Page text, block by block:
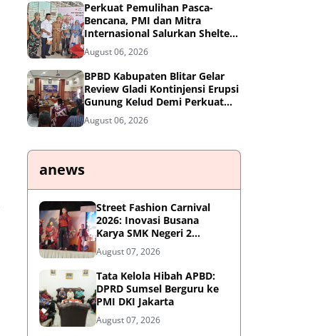
Perkuat Pemulihan Pasca-
Bencana, PMI dan Mitra
Internasional Salurkan Shelter
Toolkit untuk 1.200 Keluarga di
Aceh Utara
August 06, 2026
BPBD Kabupaten Blitar Gelar
Review Gladi Kontinjensi Erupsi
Gunung Kelud Demi Perkuat
Mitigasi Bencana
August 06, 2026
anews
Street Fashion Carnival
2026: Inovasi Busana
Karya SMK Negeri 2
Ponorogo
August 07, 2026
Tata Kelola Hibah APBD:
DPRD Sumsel Berguru ke
PMI DKI Jakarta
August 07, 2026